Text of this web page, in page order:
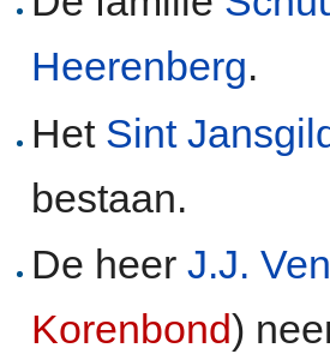
Heerenberg.
Het Sint
bestaan.
De heerJ.J.
Korenbond)